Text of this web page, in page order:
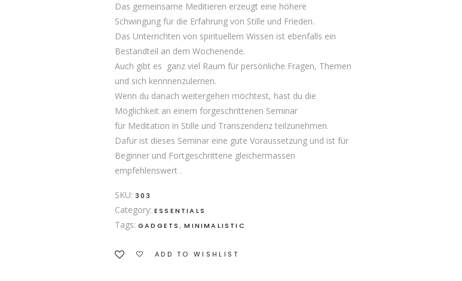
Das gemeinsame Meditieren erzeugt eine höhere
Schwingung für die Erfahrung von Stille und Frieden.
Das Unterrichten von spirituellem Wissen ist ebenfalls ein
Bestandteil an dem Wochenende.
Auch gibt es ganz viel Raum für persönliche Fragen, Themen
und sich kennnenzulernen.
Wenn du danach weitergehen möchtest, hast du die
Möglichkeit an einem forgeschrittenen Seminar
für Meditation in Stille und Transzendenz teilzunehmen.
Dafür ist dieses Seminar eine gute Voraussetzung und ist für
Beginner und Fortgeschrittene gleichermassen
empfehlenswert .
SKU: 303
Category: ESSENTIALS
Tags: GADGETS ,MINIMALISTIC
ADD TO WISHLIST